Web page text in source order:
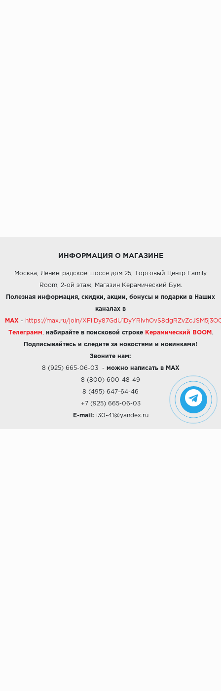
ИНФОРМАЦИЯ О МАГАЗИНЕ
Москва, Ленинградское шоссе дом 25, Торговый Центр Family
Room, 2-ой этаж, Магазин Керамический Бум.
Полезная информация, скидки, акции, бонусы и подарки в Наших
каналах в
MAX - https://max.ru/join/
Телеграмм набирайте в поисковой строке Керамический BOOM .
Подписывайтесь и следите за новостями и новинками!
Звоните нам:
8 (925) 665-06-03- можно написать в MAX
8 (800) 600-48-49
8 (495) 647-64-46
+7 (925) 665-06-03
E-mail: i30-41@yandex.ru